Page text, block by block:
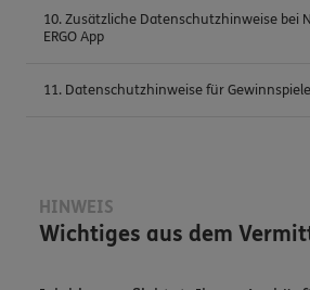
10. Zusätzliche Datenschutzhinweise bei
ERGO App
11. Datenschutzhinweise für Gewinnspiele
HINWEIS
Wichtiges aus dem